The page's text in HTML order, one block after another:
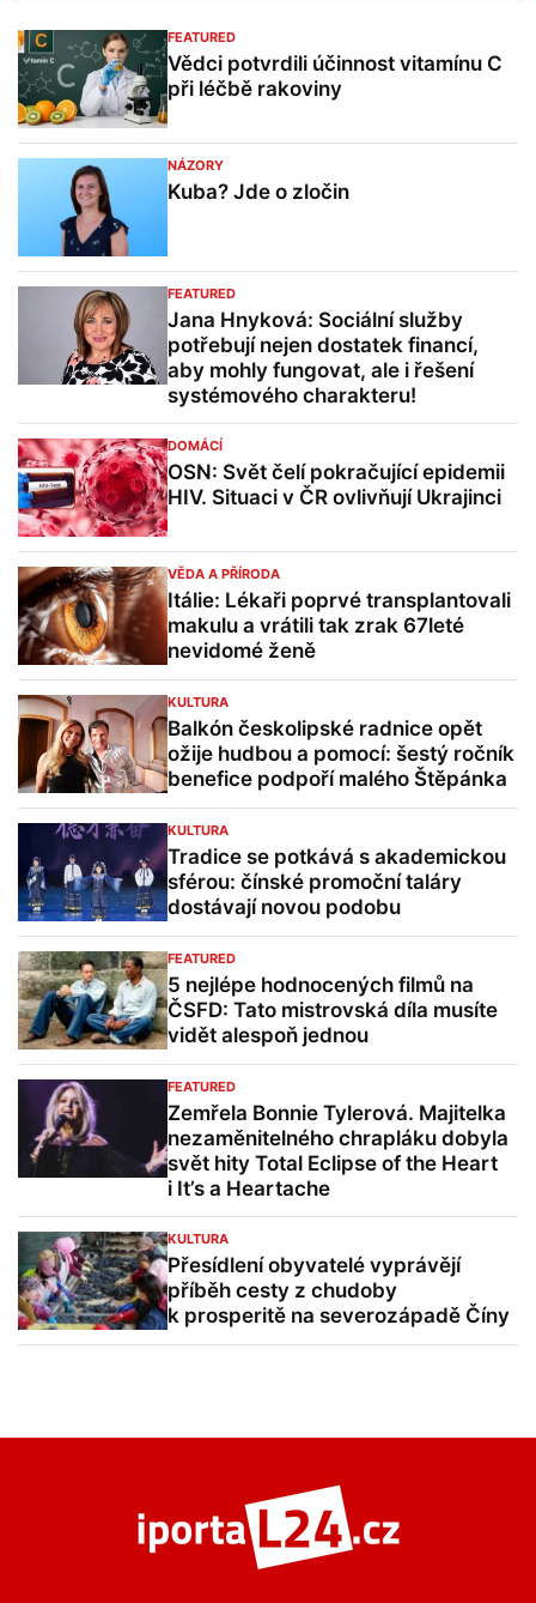
FEATURED
Vědci potvrdili účinnost vitamínu C
při léčbě rakoviny
NÁZORY
Kuba? Jde o zločin
FEATURED
Jana Hnyková: Sociální služby
potřebují nejen dostatek financí,
aby mohly fungovat, ale i řešení
systémového charakteru!
DOMÁCÍ
OSN: Svět čelí pokračující epidemii
HIV. Situaci v ČR ovlivňují Ukrajinci
VĚDA A PŘÍRODA
Itálie: Lékaři poprvé transplantovali
makulu a vrátili tak zrak 67leté
nevidomé ženě
KULTURA
Balkón českolipské radnice opět
ožije hudbou a pomocí: šestý ročník
benefice podpoří malého Štěpánka
KULTURA
Tradice se potkává s akademickou
sférou: čínské promoční taláry
dostávají novou podobu
FEATURED
5 nejlépe hodnocených filmů na
ČSFD: Tato mistrovská díla musíte
vidět alespoň jednou
FEATURED
Zemřela Bonnie Tylerová. Majitelka
nezaměnitelného chrapláku dobyla
svět hity Total Eclipse of the Heart
i It’s a Heartache
KULTURA
Přesídlení obyvatelé vyprávějí
příběh cesty z chudoby
k prosperitě na severozápadě Číny